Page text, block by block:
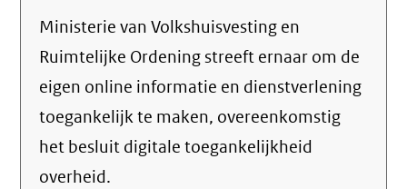
Ministerie van Volkshuisvesting en
Ruimtelijke Ordening streeft ernaar om de
eigen online informatie en dienstverlening
toegankelijk te maken, overeenkomstig
het besluit digitale toegankelijkheid
overheid.